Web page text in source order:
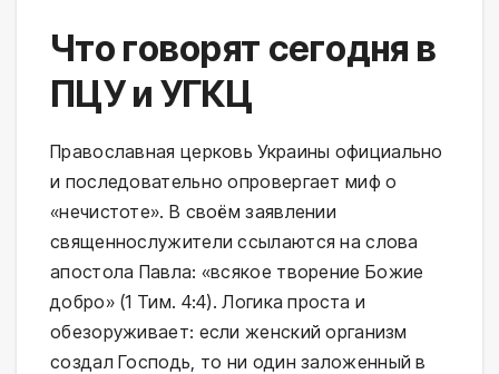
Что говорят сегодня в
ПЦУ и УГКЦ
Православная церковь Украины официально
и последовательно опровергает миф о
«нечистоте». В своём заявлении
священнослужители ссылаются на слова
апостола Павла: «всякое творение Божие
добро» (1 Тим. 4:4). Логика проста и
обезоруживает: если женский организм
создал Господь, то ни один заложенный в